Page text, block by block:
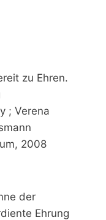
zu Ehren.
; Verena
2008
der
Ehrung